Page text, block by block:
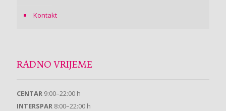
Kontakt
RADNO VRIJEME
CENTAR 9:00–22:00 h
INTERSPAR 8:00–22:00 h